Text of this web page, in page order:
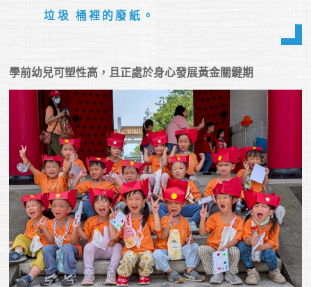
垃圾 桶裡的廢紙。
學前幼兒可塑性高，且正處於身心發展黃金關鍵期